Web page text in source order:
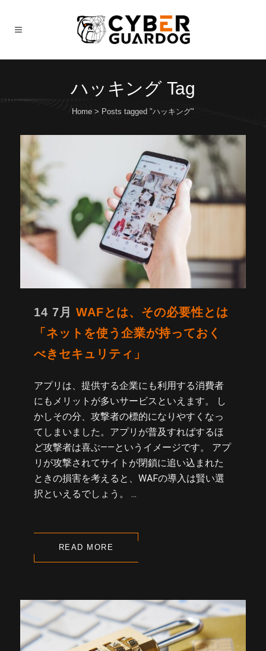
ハッキング Tag
Home> Posts tagged "ハッキング"
14 7月
WAFとは、その必要性とは
「ネットを使う企業が持っておく
べきセキュリティ」
アプリは、提供する企業にも利用する消費者
にもメリットが多いサービスといえます。 し
かしその分、攻撃者の標的になりやすくなっ
てしまいました。アプリが普及すればするほ
ど攻撃者は喜ぶ――というイメージです。 アプ
リが攻撃されてサイトが閉鎖に追い込まれた
ときの損害を考えると、WAFの導入は賢い選
択といえるでしょう。 ...
READ MORE